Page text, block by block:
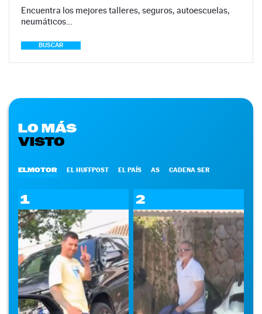
Encuentra los mejores talleres, seguros, autoescuelas,
neumáticos…
BUSCAR
LO MÁS
VISTO
ELMOTOR EL HUFFPOST EL PAÍS AS CADENA SER
1 2